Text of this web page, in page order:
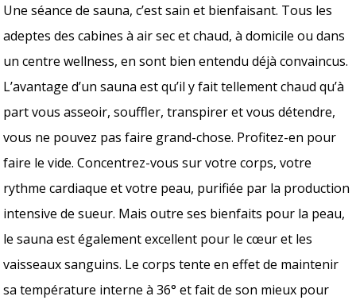
Une séance de sauna, c’est sain et bienfaisant. Tous les
adeptes des cabines à air sec et chaud, à domicile ou dans
un centre wellness, en sont bien entendu déjà convaincus.
L’avantage d’un sauna est qu’il y fait tellement chaud qu’à
part vous asseoir, souffler, transpirer et vous détendre,
vous ne pouvez pas faire grand-chose. Profitez-en pour
faire le vide. Concentrez-vous sur votre corps, votre
rythme cardiaque et votre peau, purifiée par la production
intensive de sueur. Mais outre ses bienfaits pour la peau,
le sauna est également excellent pour le cœur et les
vaisseaux sanguins. Le corps tente en effet de maintenir
sa température interne à 36° et fait de son mieux pour